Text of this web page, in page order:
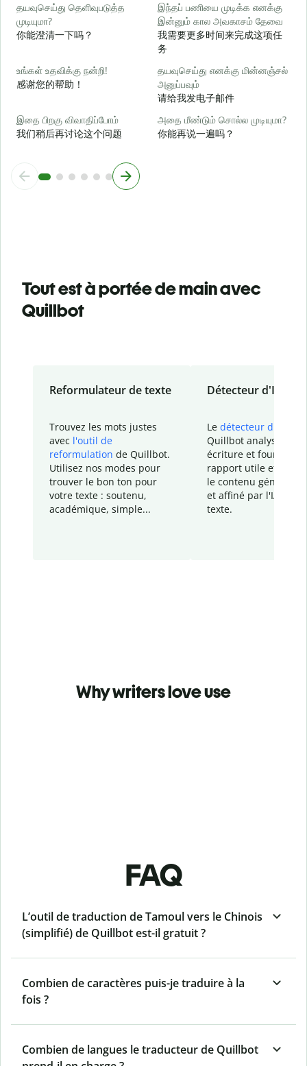
தயவுசெய்து தெளிவுபடுத்த
முடியுமா?
你能澄清一下吗？
இந்தப் பணியை முடிக்க எனக்கு
இன்னும் கால அவகாசம் தேவை
我需要更多时间来完成这项任
务
உங்கள் உதவிக்கு நன்றி!
感谢您的帮助！
தயவுசெய்து எனக்கு மின்னஞ்சல்
அனுப்பவும்
请给我发电子邮件
இதை பிறகு விவாதிப்போம்
我们稍后再讨论这个问题
அதை மீண்டும் சொல்ல முடியுமா?
你能再说一遍吗？
Tout est à portée de main avec
Quillbot
Reformulateur de texte
Trouvez les mots justes
avec l'outil de
reformulation de Quillbot.
Utilisez nos modes pour
trouver le bon ton pour
votre texte : soutenu,
académique, simple...
Détecteur d'IA
Le détecteur d'IA
Quillbot analyse votre
écriture et fournit un
rapport utile et
le contenu généré
et affiné par l'IA
texte.
Why writers love use
FAQ
L’outil de traduction de Tamoul vers le Chinois
(simplifié) de Quillbot est-il gratuit ?
Combien de caractères puis-je traduire à la
fois ?
Combien de langues le traducteur de Quillbot